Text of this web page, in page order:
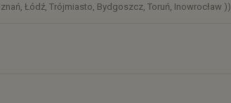
Łódź, Trójmiasto, Bydgoszcz, Toruń, Inowrocław ))